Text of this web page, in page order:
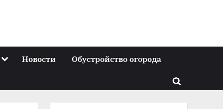
ToggleНовости Обустройство огорода
Toggle